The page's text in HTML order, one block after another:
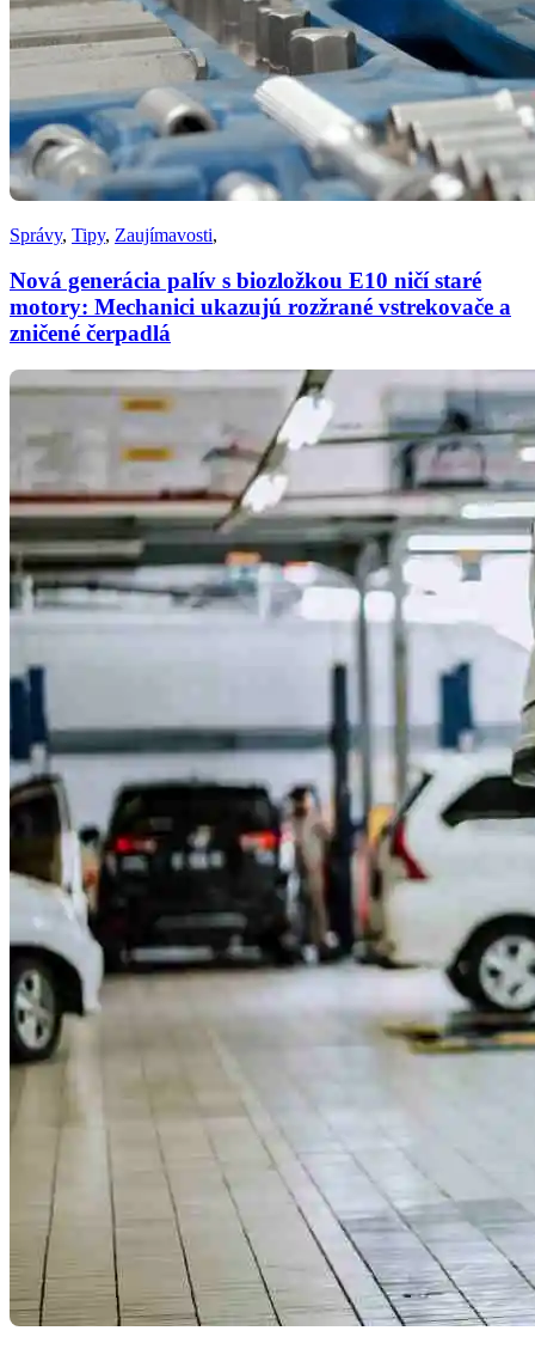
Správy, Tipy, Zaujímavosti,
Nová generácia palív s biozložkou E10 ničí staré
motory: Mechanici ukazujú rozžrané vstrekovače a
zničené čerpadlá